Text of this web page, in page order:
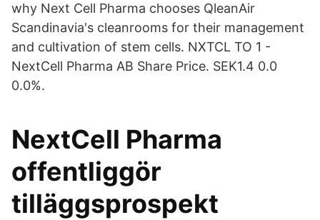
why Next Cell Pharma chooses QleanAir
Scandinavia's cleanrooms for their management
and cultivation of stem cells. NXTCL TO 1 -
NextCell Pharma AB Share Price. SEK1.4 0.0
0.0%.
NextCell Pharma
offentliggör
tilläggsprospekt